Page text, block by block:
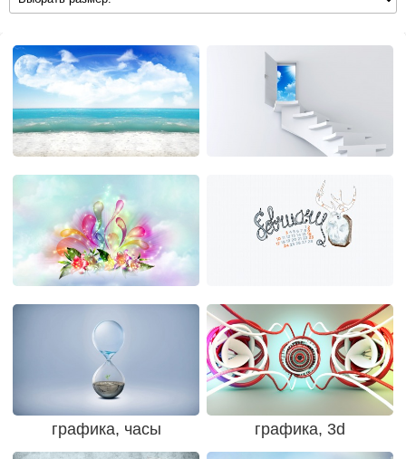
графика, часы графика, 3d